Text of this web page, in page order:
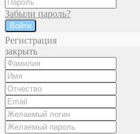
Забыли пароль?
Войти
Регистрация
закрыть